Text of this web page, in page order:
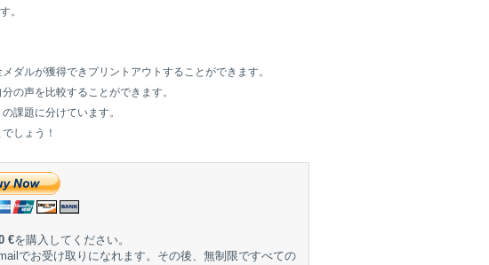
。
ダルが獲得できプリントアウトすることができます。
の声を比較することができます。
課題に分けています。
しょう！
€を購入してください。
でお受け取りになれます。その後、無制限ですべての